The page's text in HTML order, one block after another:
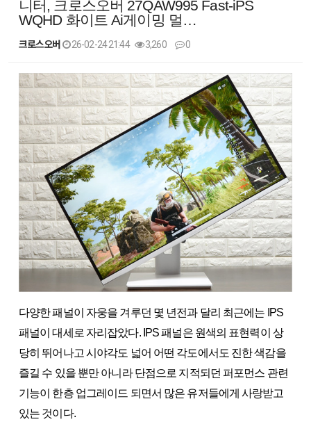
니터, 크로스오버 27QAW995 Fast-iPS
WQHD 화이트 Ai게이밍 멀…
크로스오버 26-02-24 21:44 3,260 0
본문
다양한 패널이 자웅을 겨루던 몇 년전과 달리 최근에는 IPS
패널이 대세로 자리잡았다. IPS 패널은 원색의 표현력이 상
당히 뛰어나고 시야각도 넓어 어떤 각도에서도 진한 색감을
즐길 수 있을 뿐만 아니라 단점으로 지적되던 퍼포먼스 관련
기능이 한층 업그레이드 되면서 많은 유저들에게 사랑받고
있는 것이다.